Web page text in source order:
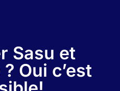
Sasu et
Oui c’est